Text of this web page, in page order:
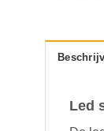
Led